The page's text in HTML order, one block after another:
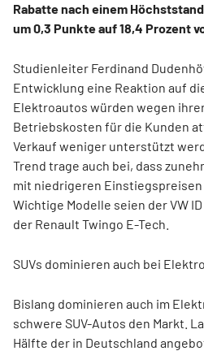
Rabatte nach einem
um 0,3 Punkte auf 18,4 Prozent
Studienleiter Ferdinand
Entwicklung eine Reaktion auf
Elektroautos würden wegen
Betriebskosten für die Kunden
Verkauf weniger unterstützt
Trend trage auch bei, dass
mit niedrigeren Einstiegspreisen
Wichtige Modelle seien der VW
der Renault Twingo E-Tech.
SUVs dominieren auch bei
Bislang dominieren auch im
schwere SUV-Autos den Markt.
Hälfte der in Deutschland